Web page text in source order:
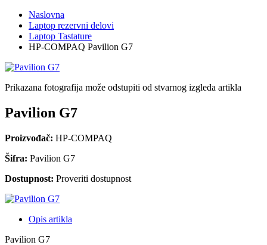
Naslovna
Laptop rezervni delovi
Laptop Tastature
HP-COMPAQ Pavilion G7
Prikazana fotografija može odstupiti od stvarnog izgleda artikla
Pavilion G7
Proizvođač: HP-COMPAQ
Šifra: Pavilion G7
Dostupnost: Proveriti dostupnost
Opis artikla
Pavilion G7